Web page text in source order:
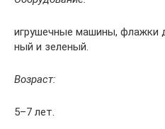
игру­шеч­ные машины, флажки
ный и зеленый.
Возраст:
5–7 лет.